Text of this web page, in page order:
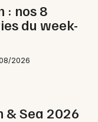
: nos 8
du week-
2026
& Sea 2026